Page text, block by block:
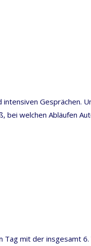
welchen Abläufen
mit der insgesamt